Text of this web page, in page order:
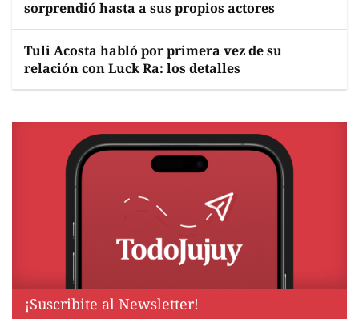
sorprendió hasta a sus propios actores
Tuli Acosta habló por primera vez de su
relación con Luck Ra: los detalles
¡Suscribite al Newsletter!